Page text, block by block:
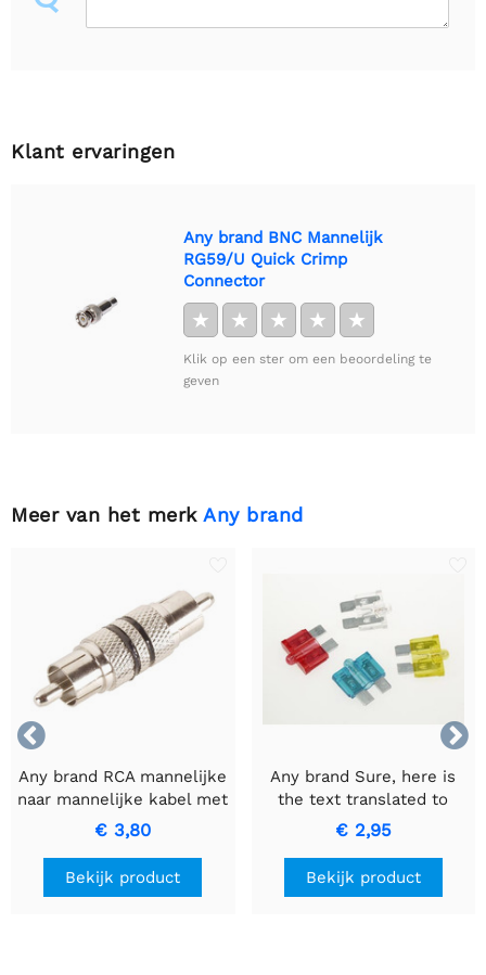
Klant ervaringen
Any brand BNC Mannelijk
RG59/U Quick Crimp
Connector
★ ★ ★ ★ ★
Klik op een ster om een beoordeling te
geven
Meer van het merk Any brand


Any brand RCA mannelijke
naar mannelijke kabel met
zwarte ring voor
hoogwaardige
signaaloverdracht
€ 3,80
Bekijk product
Any brand Sure, here is
the text translated to
Dutch while keeping it
informal: AUTOZEKERING
MET CONTROLELAMPJE -
15A Blauwe Zekering.
€ 2,95
Bekijk product